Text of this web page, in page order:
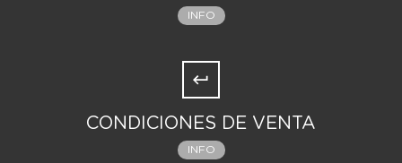
INFO
CONDICIONES DE VENTA
INFO